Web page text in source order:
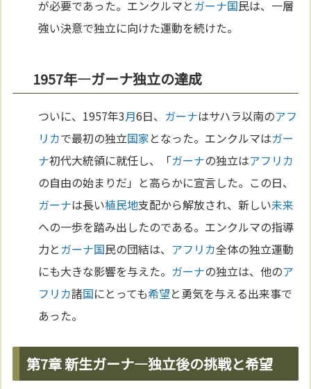
が必要であった。エンクルマと ガーナ国民は、一層
強い決意で独立に向けた運動を続けた。
1957年—ガーナ独立の達成
ついに、1957年3月6日、 ガーナはサハラ以南のアフ
リカで最初の独立国家となった。エンクルマはガー
ナ初代大統領に就任し、「ガーナの独立はアフリカ
の自由の始まりだ」と高らかに宣言した。この日、
ガーナは長い植民地支配から解放され、新しい未来
への一歩を踏み出したのである。エンクルマの指導
力と ガーナ国民の団結は、 アフリカ全体の独立運動
にも大きな影響を与えた。 ガーナの独立は、他のア
フリカ諸国にとっても希望と勇気を与える出来事で
あった。
第7章 新生ガーナ—独立後の挑戦と希望